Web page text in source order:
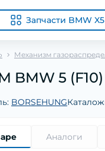
Запчасти BMW X5
Механизм
BMW 5 (F10)
BORSEHUNG
Аналоги